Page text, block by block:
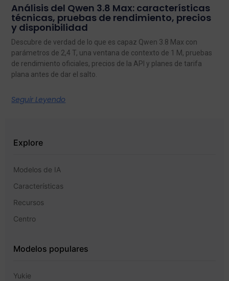
Análisis del Qwen 3.8 Max: características
técnicas, pruebas de rendimiento, precios
y disponibilidad
Descubre de verdad de lo que es capaz Qwen 3.8 Max con
parámetros de 2,4 T, una ventana de contexto de 1 M, pruebas
de rendimiento oficiales, precios de la API y planes de tarifa
plana antes de dar el salto.
Seguir Leyendo
Explore
Modelos de IA
Características
Recursos
Centro
Modelos populares
Yukie